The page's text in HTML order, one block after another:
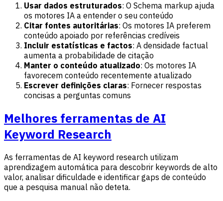
Usar dados estruturados: O Schema markup ajuda
os motores IA a entender o seu conteúdo
Citar fontes autoritárias: Os motores IA preferem
conteúdo apoiado por referências credíveis
Incluir estatísticas e factos: A densidade factual
aumenta a probabilidade de citação
Manter o conteúdo atualizado: Os motores IA
favorecem conteúdo recentemente atualizado
Escrever definições claras: Fornecer respostas
concisas a perguntas comuns
Melhores ferramentas de AI
Keyword Research
As ferramentas de AI keyword research utilizam
aprendizagem automática para descobrir keywords de alto
valor, analisar dificuldade e identificar gaps de conteúdo
que a pesquisa manual não deteta.